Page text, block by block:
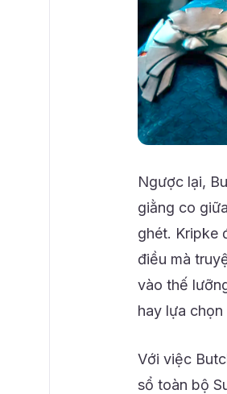
Ngược lại,
giằng co
ghét. Kripke
điều mà
vào thế
hay lựa
Với việc
sổ toàn bộ